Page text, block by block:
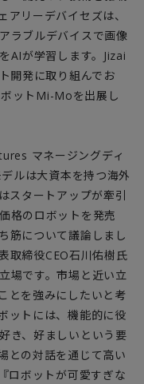
アリーデバイセズは、
ラブルデバイスで画像
AIが学習します。
Jizai
開発に取り組んでお
ット Mi-Moを出展し
マネージングディ
ルは大資本を持つ海外
はスタートアップが牽引
格のロボットを発売
筋について議論しまし
取締役CEO石川佑樹氏
場です。市場と近い立
とを強みにしたいと考
ットには、機能的に役
き、好ましいという要
との対話を通じて高い
ロボットが可愛すぎな